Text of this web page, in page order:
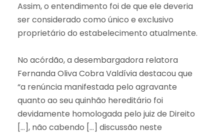
Assim, o entendimento foi de que ele deveria
ser considerado como único e exclusivo
proprietário do estabelecimento atualmente.
No acórdão, a desembargadora relatora
Fernanda Oliva Cobra Valdívia destacou que
“a renúncia manifestada pelo agravante
quanto ao seu quinhão hereditário foi
devidamente homologada pelo juiz de Direito
[…], não cabendo […] discussão neste